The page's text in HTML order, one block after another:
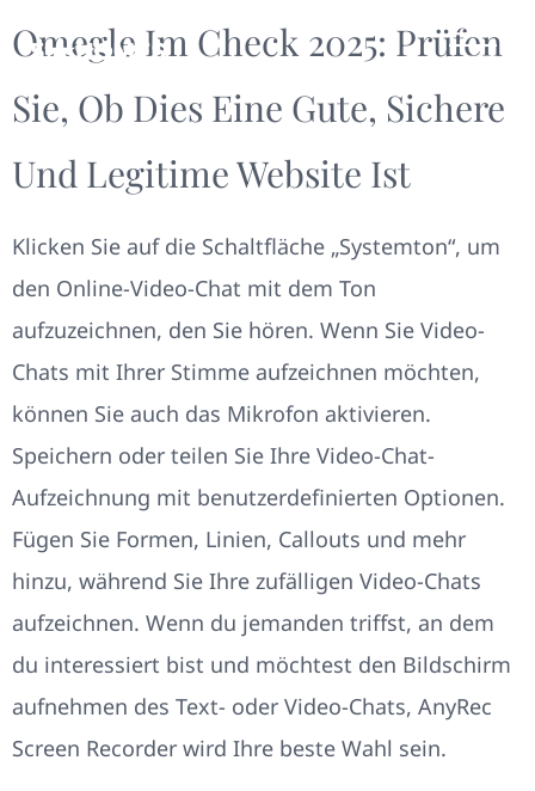
Omegle Im Check 2025: Prüfen
Sie, Ob Dies Eine Gute, Sichere
Und Legitime Website Ist
Klicken Sie auf die Schaltfläche „Systemton“, um
den Online-Video-Chat mit dem Ton
aufzuzeichnen, den Sie hören. Wenn Sie Video-
Chats mit Ihrer Stimme aufzeichnen möchten,
können Sie auch das Mikrofon aktivieren.
Speichern oder teilen Sie Ihre Video-Chat-
Aufzeichnung mit benutzerdefinierten Optionen.
Fügen Sie Formen, Linien, Callouts und mehr
hinzu, während Sie Ihre zufälligen Video-Chats
aufzeichnen. Wenn du jemanden triffst, an dem
du interessiert bist und möchtest den Bildschirm
aufnehmen des Text- oder Video-Chats, AnyRec
Screen Recorder wird Ihre beste Wahl sein.